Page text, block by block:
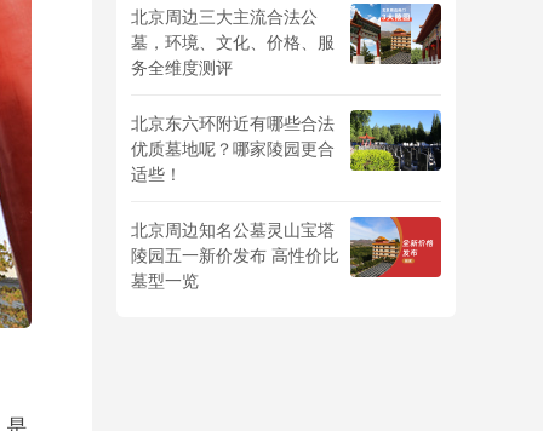
北京周边三大主流合法公
墓，环境、文化、价格、服
务全维度测评
北京东六环附近有哪些合法
优质墓地呢？哪家陵园更合
适些！
北京周边知名公墓灵山宝塔
陵园五一新价发布 高性价比
墓型一览